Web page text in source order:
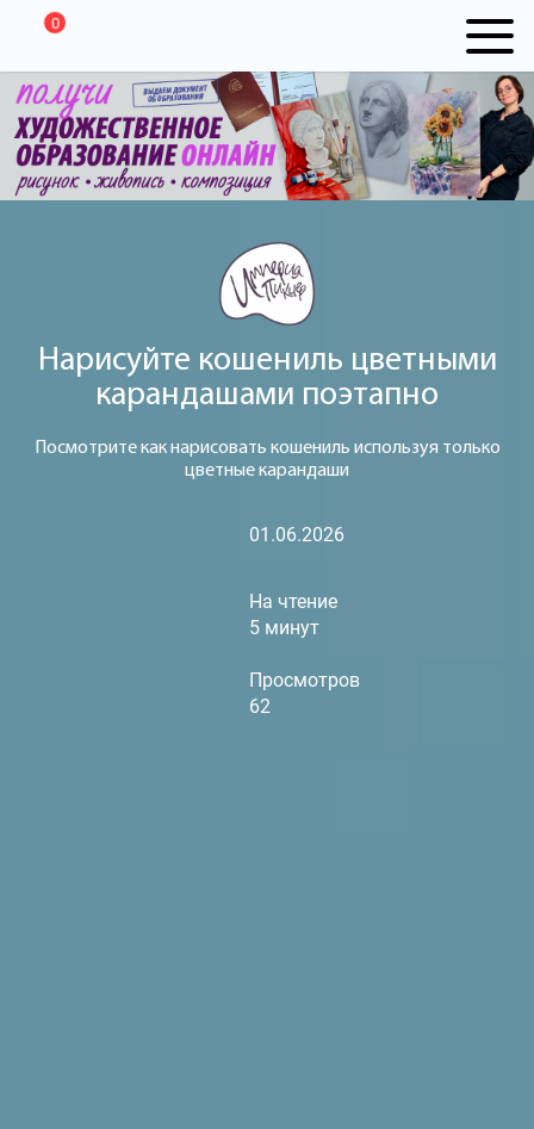
0
Нарисуйте кошениль цветными
карандашами поэтапно
Посмотрите как нарисовать кошениль используя только
цветные карандаши
01.06.2026
На чтение
5 минут
Просмотров
62